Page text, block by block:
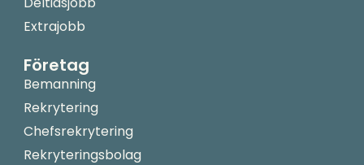
Extrajobb
Företag
Bemanning
Rekrytering
Chefsrekrytering
Rekryteringsbolag